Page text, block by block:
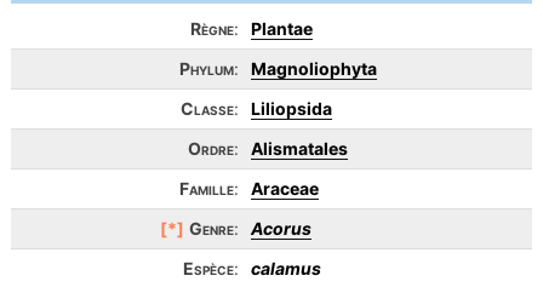
Règne:
Plantae
Phylum:
Magnoliophyta
Classe:
Liliopsida
Ordre:
Alismatales
Famille:
Araceae
[*] Genre:
Acorus
Espèce:
calamus